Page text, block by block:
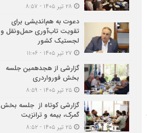
دعوت به هم‌اندیشی برای
تقویت تاب‌آوری حمل‌ونقل و
لجستیک کشور
گزارشی از هجدهمین جلسه
بخش فورواردری
۲۵ تیر ۱۴۰۵ - ۸:۵۹
گزارشی کوتاه از جلسه بخش
گمرک، بیمه و ترانزیت
۲۵ تیر ۱۴۰۵ - ۸:۵۲